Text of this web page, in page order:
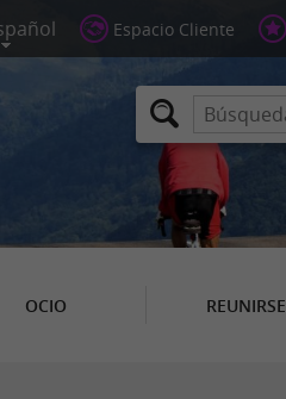
Espacio Cliente
OCIO REUNIRSE